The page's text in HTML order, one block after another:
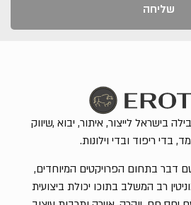
שליחה
בישראל לייצור, איתור, יבוא ,שיווק
בדי ריפוד ובדי וילונות.
דבר בתחום הפרויקטים המיוחדים,
רב המשלב בתוכו יכולת ביצועית